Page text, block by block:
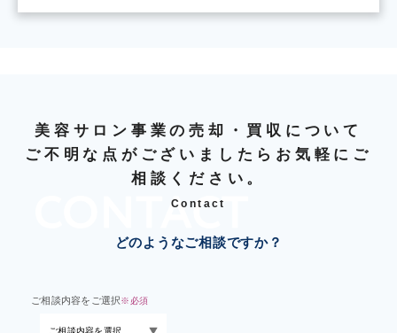
美容サロン事業の売却・買収について
ご不明な点がございましたらお気軽にご
相談ください。
Contact
どのようなご相談ですか？
ご相談内容をご選択※必須